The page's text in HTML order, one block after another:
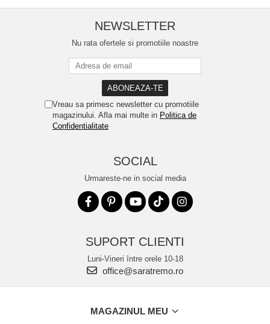
NEWSLETTER
Nu rata ofertele si promotiile noastre
Vreau sa primesc newsletter cu promotiile
magazinului. Afla mai multe in Politica de
Confidentialitate
SOCIAL
Urmareste-ne in social media
SUPORT CLIENTI
Luni-Vineri între orele 10-18
office@saratremo.ro
MAGAZINUL MEU